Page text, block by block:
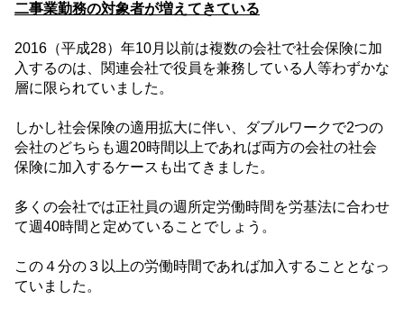
二事業勤務の対象者が増えてきている
2016 （平成28）年10月以前は複数の会社で社会保険に加
入するのは、関連会社で役員を兼務している人等わずかな
層に限られていました。
しかし社会保険の適用拡大に伴い、ダブルワークで2つの
会社のどちらも週 20時間以上であれば両方の会社の社会
保険に加入するケースも出てきました。
多くの会社では正社員の週所定労働時間を労基法に合わせ
て週40時間と定めていることでしょう。
この４分の３以上の労働時間であれば加入することとなっ
ていました。